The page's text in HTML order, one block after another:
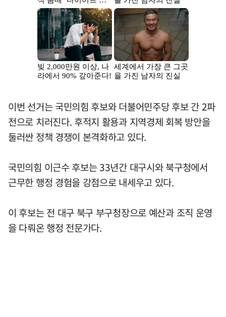
이번 선거는 국민의힘 후보와 더불어민주당 후보 간 2파
전으로 치러진다. 후적지 활용과 지역경제 회복 방안을
둘러싼 정책 경쟁이 본격화하고 있다.
국민의힘 이근수 후보는 33년간 대구시와 북구청에서
근무한 행정 경험을 강점으로 내세우고 있다.
이 후보는 전 대구 북구 부구청장으로 예산과 조직 운영
을 다뤄온 행정 전문가다.